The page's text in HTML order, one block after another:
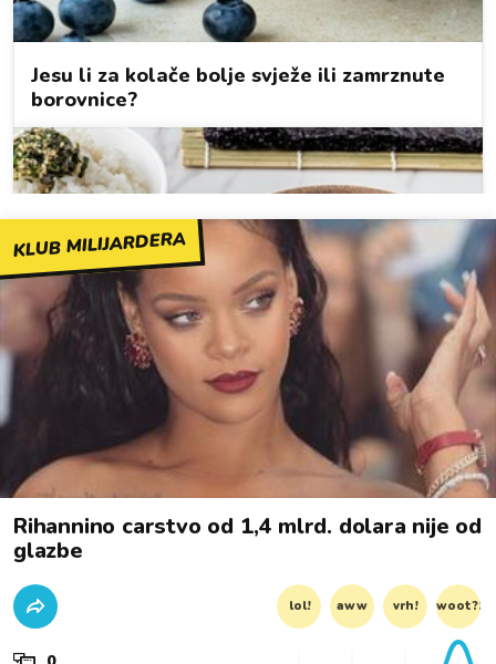
KLUB MILIJARDERA
Rihannino carstvo od 1,4 mlrd. dolara nije od
glazbe
lol! aww vrh! woot?!